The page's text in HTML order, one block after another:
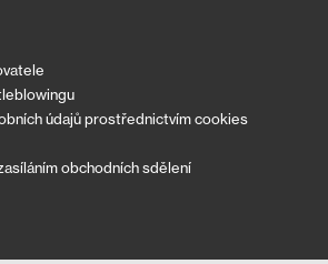
údajů prostřednictvím cookies
obchodních sdělení